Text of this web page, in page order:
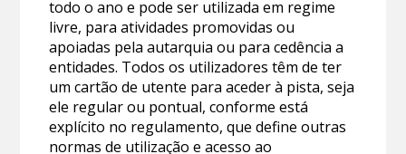
todo o ano e pode ser utilizada em regime
livre, para atividades promovidas ou
apoiadas pela autarquia ou para cedência a
entidades. Todos os utilizadores têm de ter
um cartão de utente para aceder à pista, seja
ele regular ou pontual, conforme está
explícito no regulamento, que define outras
normas de utilização e acesso ao